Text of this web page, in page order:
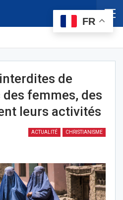
de
femmes, des
leurs activités
ACTUALITÉ CHRISTIANISME
FR